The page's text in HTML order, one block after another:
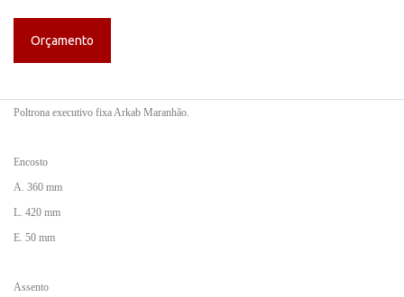
Orçamento
Poltrona executivo fixa Arkab Maranhão.
Encosto
A. 360 mm
L. 420 mm
E. 50 mm
Assento